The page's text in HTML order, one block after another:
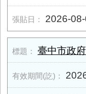
2026-
臺中市政